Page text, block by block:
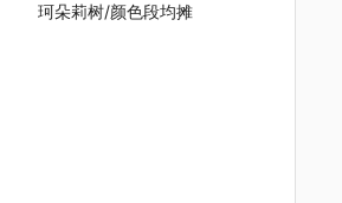
珂朵莉树/颜色段均摊